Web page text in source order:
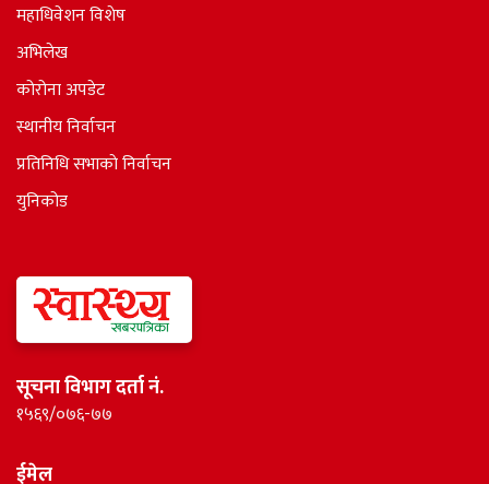
महाधिवेशन विशेष
अभिलेख
कोरोना अपडेट
स्थानीय निर्वाचन
प्रतिनिधि सभाकाे निर्वाचन
युनिकोड
सूचना विभाग दर्ता नं.
१५६९/०७६-७७
ईमेल